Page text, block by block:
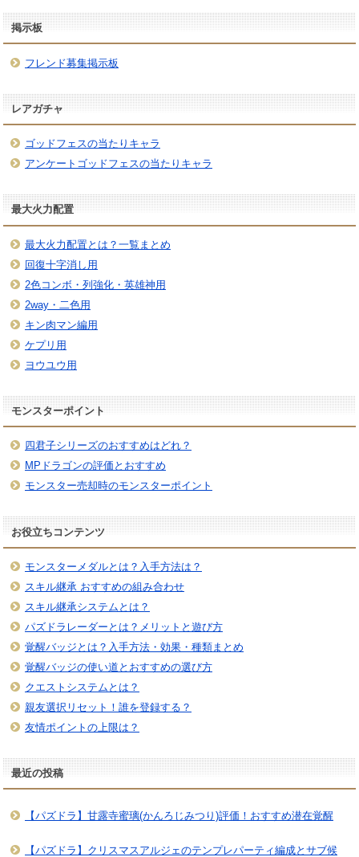
掲示板
フレンド募集掲示板
レアガチャ
ゴッドフェスの当たりキャラ
アンケートゴッドフェスの当たりキャラ
最大火力配置
最大火力配置とは？一覧まとめ
回復十字消し用
2色コンボ・列強化・英雄神用
2way・二色用
キン肉マン編用
ケプリ用
ヨウユウ用
モンスターポイント
四君子シリーズのおすすめはどれ？
MPドラゴンの評価とおすすめ
モンスター売却時のモンスターポイント
お役立ちコンテンツ
モンスターメダルとは？入手方法は？
スキル継承 おすすめの組み合わせ
スキル継承システムとは？
パズドラレーダーとは？メリットと遊び方
覚醒バッジとは？入手方法・効果・種類まとめ
覚醒バッジの使い道とおすすめの選び方
クエストシステムとは？
親友選択リセット！誰を登録する？
友情ポイントの上限は？
最近の投稿
【パズドラ】甘露寺蜜璃(かんろじみつり)評価！おすすめ潜在覚醒
【パズドラ】クリスマスアルジェのテンプレパーティ編成とサブ候